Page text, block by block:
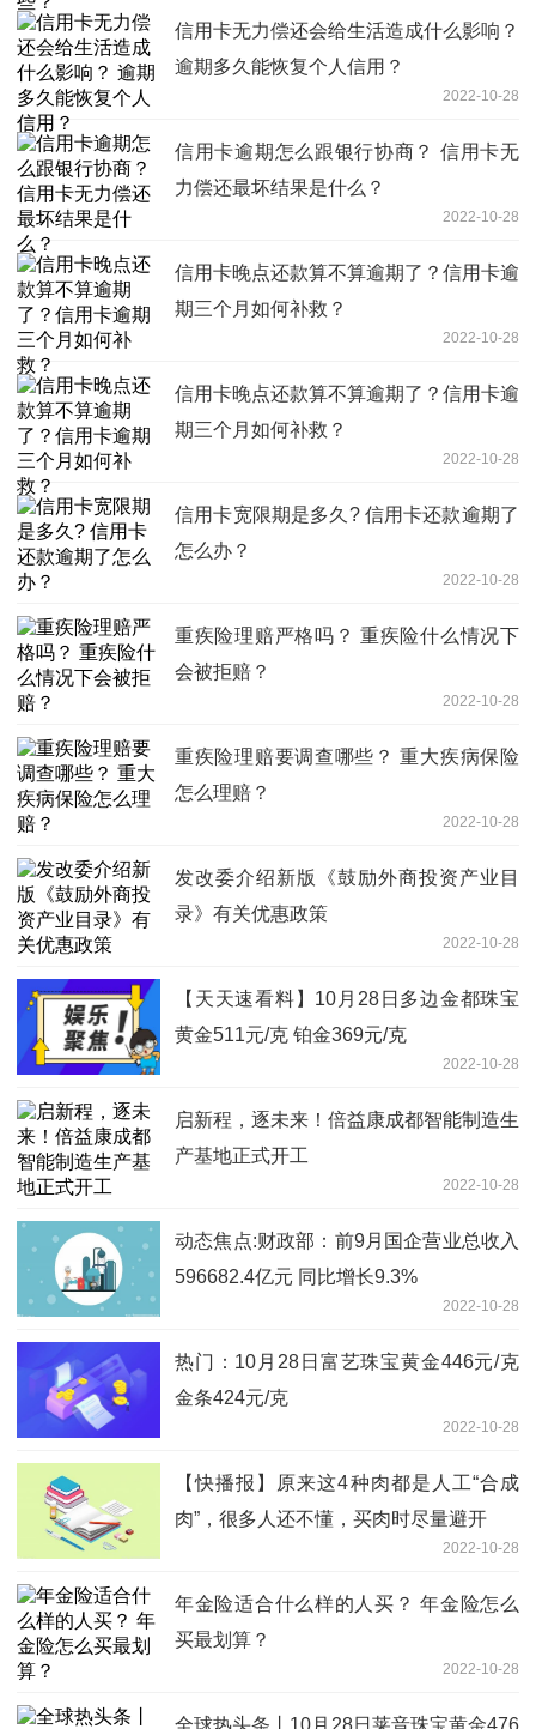
信用卡无力偿还会给生活造成什么影响？
逾期多久能恢复个人信用？
2022-10-28
信用卡逾期怎么跟银行协商？ 信用卡无
力偿还最坏结果是什么？
2022-10-28
信用卡晚点还款算不算逾期了？信用卡逾
期三个月如何补救？
2022-10-28
信用卡晚点还款算不算逾期了？信用卡逾
期三个月如何补救？
2022-10-28
信用卡宽限期是多久? 信用卡还款逾期了
怎么办？
2022-10-28
重疾险理赔严格吗？ 重疾险什么情况下
会被拒赔？
2022-10-28
重疾险理赔要调查哪些？ 重大疾病保险
怎么理赔？
2022-10-28
发改委介绍新版《鼓励外商投资产业目
录》有关优惠政策
2022-10-28
【天天速看料】10月28日多边金都珠宝
黄金511元/克 铂金369元/克
2022-10-28
启新程，逐未来！倍益康成都智能制造生
产基地正式开工
2022-10-28
动态焦点:财政部：前9月国企营业总收入
596682.4亿元 同比增长9.3%
2022-10-28
热门：10月28日富艺珠宝黄金446元/克
金条424元/克
2022-10-28
【快播报】原来这4种肉都是人工“合成
肉”，很多人还不懂，买肉时尽量避开
2022-10-28
年金险适合什么样的人买？ 年金险怎么
买最划算？
2022-10-28
全球热头条丨10月28日莱音珠宝黄金476